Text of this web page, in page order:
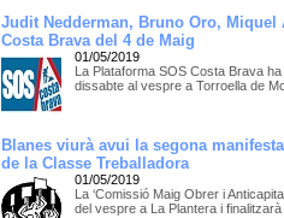
Judit Nedderman, Bruno Oro, Miquel
Costa Brava del 4 de Maig
01/05/2019
La Plataforma SOS Costa Brava
dissabte al vespre a Torroella de
Blanes viurà avui la segona
de la Classe Treballadora
01/05/2019
La ‘Comissió Maig Obrer i
del vespre a La Plantera i